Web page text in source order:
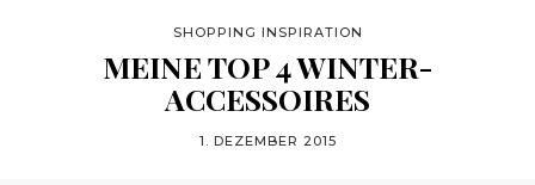
SHOPPING INSPIRATION
MEINE TOP 4 WINTER-
ACCESSOIRES
1. DEZEMBER 2015